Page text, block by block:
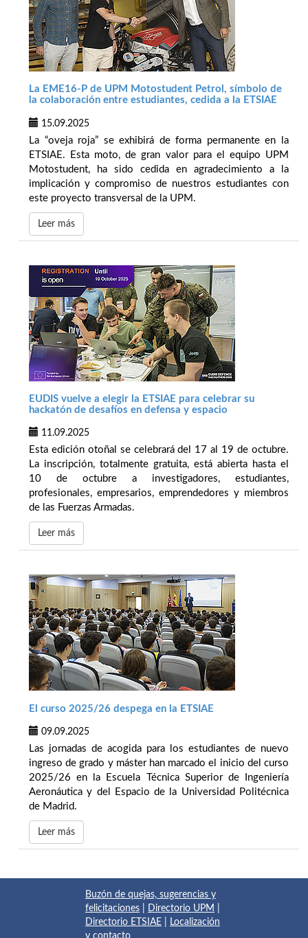
La EME16-P de UPM Motostudent Petrol, símbolo de
la colaboración entre estudiantes, cedida a la ETSIAE
15.09.2025
La “oveja roja” se exhibirá de forma permanente en la
ETSIAE. Esta moto, de gran valor para el equipo UPM
Motostudent, ha sido cedida en agradecimiento a la
implicación y compromiso de nuestros estudiantes con
este proyecto transversal de la UPM.
Leer más
EUDIS vuelve a elegir la ETSIAE para celebrar su
hackatón de desafíos en defensa y espacio
11.09.2025
Esta edición otoñal se celebrará del 17 al 19 de octubre.
La inscripción, totalmente gratuita, está abierta hasta el
10 de octubre a investigadores, estudiantes,
profesionales, empresarios, emprendedores y miembros
de las Fuerzas Armadas.
Leer más
El curso 2025/26 despega en la ETSIAE
09.09.2025
Las jornadas de acogida para los estudiantes de nuevo
ingreso de grado y máster han marcado el inicio del curso
2025/26 en la Escuela Técnica Superior de Ingeniería
Aeronáutica y del Espacio de la Universidad Politécnica
de Madrid.
Leer más
Buzón de quejas, sugerencias y
felicitaciones
Directorio UPM
Directorio ETSIAE
Localización
y contacto